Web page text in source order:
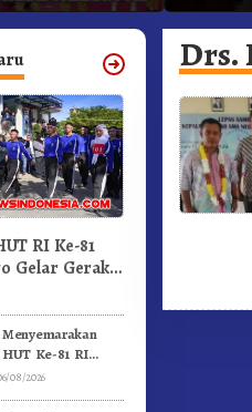
Olahraga
GBKP
RI Ke-81
Gelar Gerak
Menyemarakan
HUT Ke-81 RI
Pemkab Karo
08/2026
Drs.